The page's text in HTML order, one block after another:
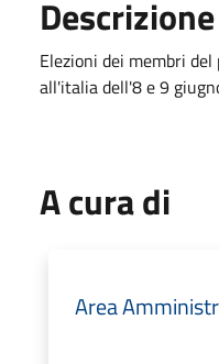
Descrizione
Elezioni dei membri
all'italia dell'8 e 9
A cura di
Area